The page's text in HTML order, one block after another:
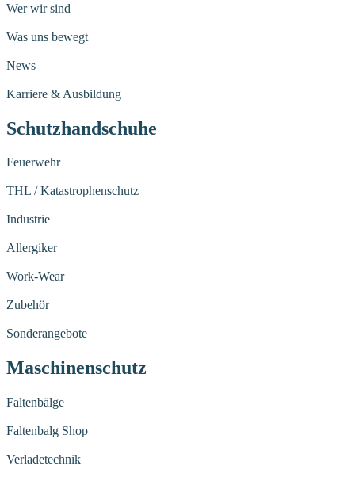
Wer wir sind
Was uns bewegt
News
Karriere & Ausbildung
Schutzhandschuhe
Feuerwehr
THL / Katastrophenschutz
Industrie
Allergiker
Work-Wear
Zubehör
Sonderangebote
Maschinenschutz
Faltenbälge
Faltenbalg Shop
Verladetechnik